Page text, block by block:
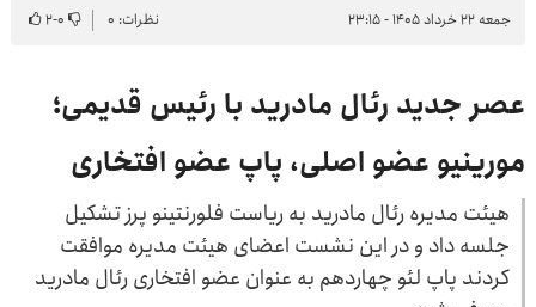
جمعه ۲۲ خرداد ۱۴۰۵ - ۲۳:۱۵
نظرات: ۰ ۰-۲
عصر جدید رئال مادرید با رئیس قدیمی؛
مورینیو عضو اصلی، پاپ عضو افتخاری
هیئت مدیره رئال مادرید به ریاست فلورنتینو پرز تشکیل
جلسه داد و در این نشست اعضای هیئت مدیره موافقت
کردند پاپ لئو چهاردهم به عنوان عضو افتخاری رئال مادرید